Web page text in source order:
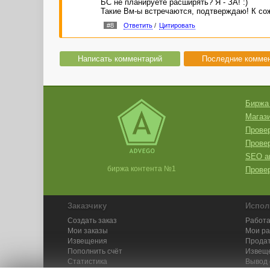
БС не планируете расширять? Я - ЗА! :)
Такие Вм-ы встречаются, подтверждаю! К
#8 Ответить/ Цитировать
Написать комментарий Последние
биржа контента №1
Биржа
SEO
Заказчику
Создать заказ
Мои заказы
Извещения
Пополнить счёт
Статистика
Мои
Вывод